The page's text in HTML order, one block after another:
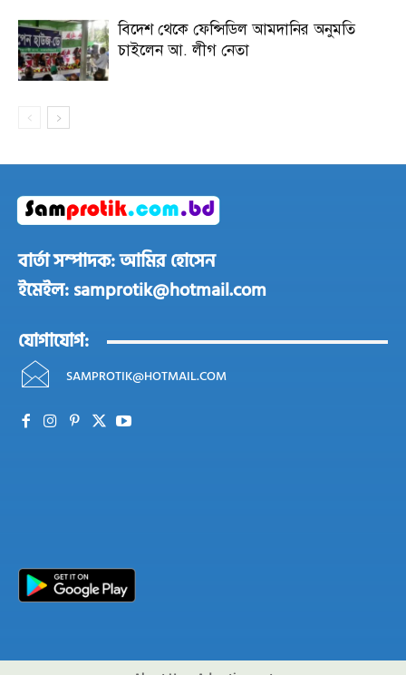
বিদেশ থেকে ফেন্সিডিল আমদানির অনুমতি
চাইলেন আ. লীগ নেতা
বার্তা সম্পাদক: আমির হোসেন
ইমেইল: samprotik@hotmail.com
যোগাযোগ:
SAMPROTIK@HOTMAIL.COM